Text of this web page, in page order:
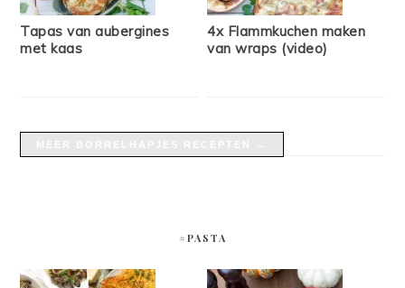
Tapas van aubergines
met kaas
4x Flammkuchen maken
van wraps (video)
#PASTA